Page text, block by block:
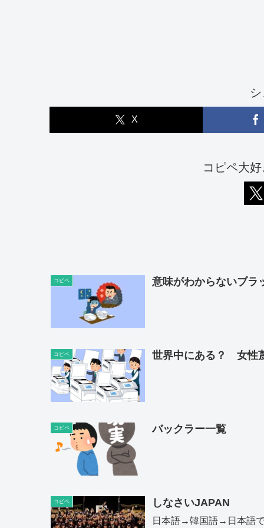
X
コピペ大
コピペ 意味がわからないブラ
コピペ 世界中にある？ 女性
コピペ バックラー一覧
コピペ しなさいJAPAN
日本語→韓国語→日本語